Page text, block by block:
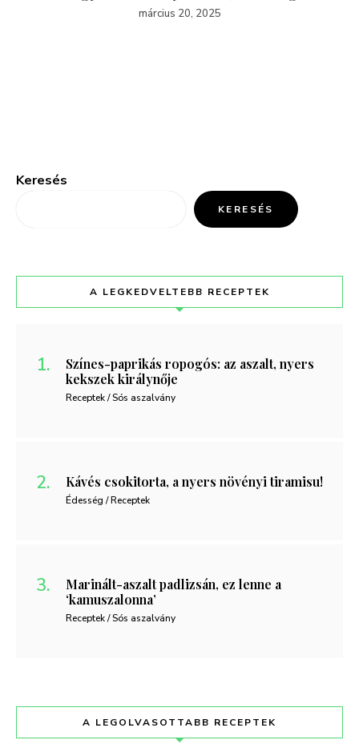
március 20, 2025
Keresés
KERESÉS
A LEGKEDVELTEBB RECEPTEK
Színes-paprikás ropogós: az aszalt, nyers
kekszek királynője
Receptek / Sós aszalvány
Kávés csokitorta, a nyers növényi tiramisu!
Édesség / Receptek
Marinált-aszalt padlizsán, ez lenne a
‘kamuszalonna’
Receptek / Sós aszalvány
A LEGOLVASOTTABB RECEPTEK